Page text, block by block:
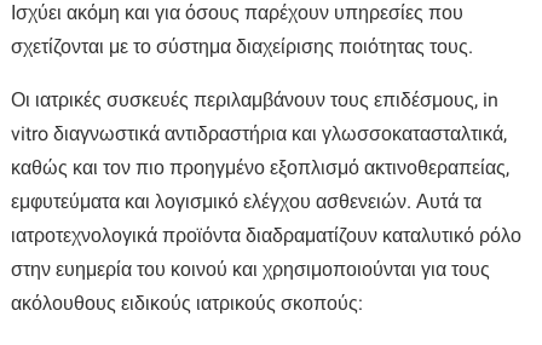
Ισχύει ακόμη και για όσους παρέχουν υπηρεσίες που
σχετίζονται με το σύστημα διαχείρισης ποιότητας τους.
Οι ιατρικές συσκευές περιλαμβάνουν τους επιδέσμους, in
vitro διαγνωστικά αντιδραστήρια και γλωσσοκατασταλτικά,
καθώς και τον πιο προηγμένο εξοπλισμό ακτινοθεραπείας,
εμφυτεύματα και λογισμικό ελέγχου ασθενειών. Αυτά τα
ιατροτεχνολογικά προϊόντα διαδραματίζουν καταλυτικό ρόλο
στην ευημερία του κοινού και χρησιμοποιούνται για τους
ακόλουθους ειδικούς ιατρικούς σκοπούς: